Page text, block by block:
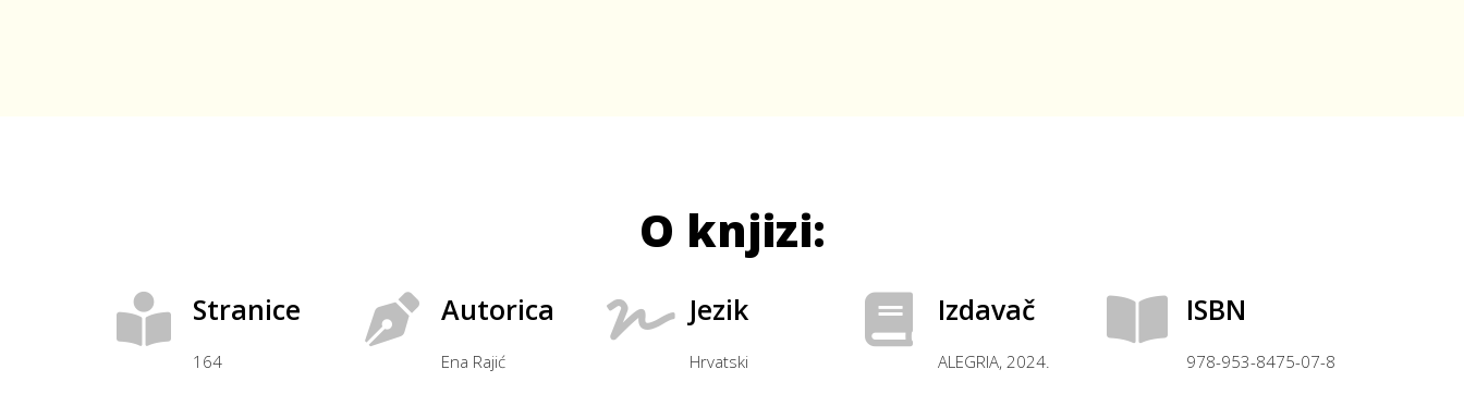
O knjizi:
Stranice
164
Autorica
Ena Rajić
Jezik
Hrvatski
Izdavač
ALEGRIA, 2024.
ISBN
978-953-8475-07-8